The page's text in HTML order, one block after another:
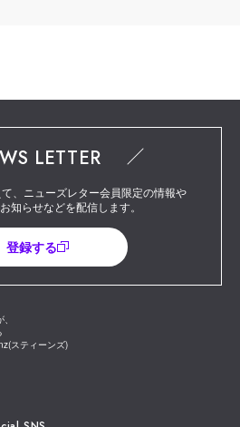
スティーンズ)
LETTER
、ニューズレター会員限定の情報や
知らせなどを配信します。
登録する